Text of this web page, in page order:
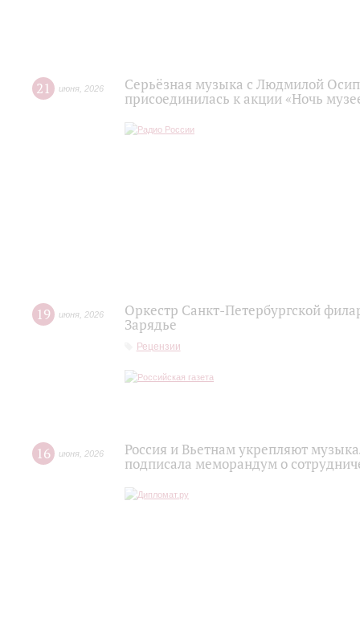
21 июня 2026
Серьёзная музыка с Людмилой
присоединилась к акции «Ночь
19 июня 2026
Оркестр Санкт‑Петербургской
Зарядье
Рецензии
16 июня 2026
Россия и Вьетнам укрепляют
подписала меморандум о